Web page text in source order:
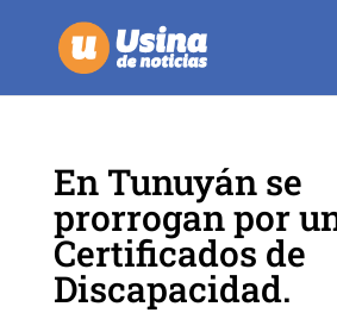
En Tunuyán se
prorrogan por
Certificados de
Discapacidad.